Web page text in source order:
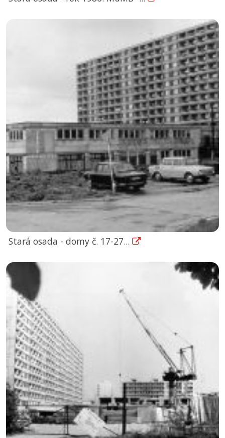
Stará osada - domy č. 17-27...